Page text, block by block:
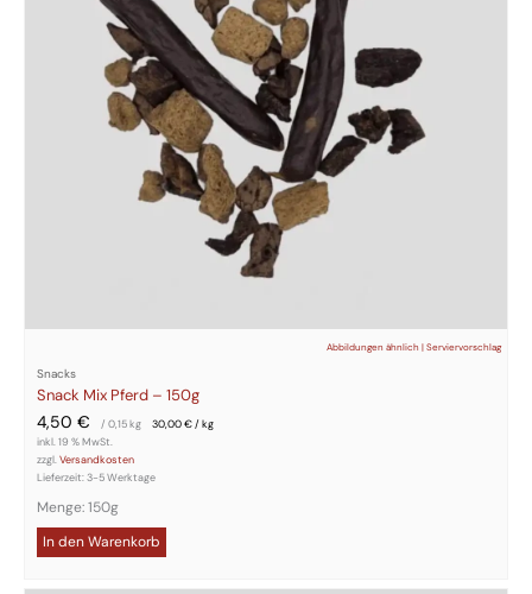
Abbildungen ähnlich | Serviervorschlag
Snacks
Snack Mix Pferd – 150g
4,50 € / 0,15kg 30,00€/kg
inkl. 19 % MwSt.
zzgl.Versandkosten
Lieferzeit:3-5 Werktage
Menge: 150g
In den Warenkorb